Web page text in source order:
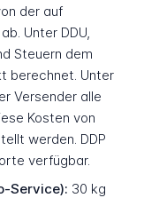
der auf
Unter DDU,
Steuern dem
berechnet. Unter
Versender alle
Kosten von
werden. DDP
verfügbar.
Service): 30 kg